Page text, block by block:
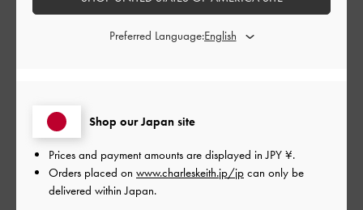
ご利用者様
この形のサンダルはかなり安っぽく見えるところが難点です
が、真っ白ではなくグレー？シルバー？っぽい色が絶妙で、と
ても高級感があります。
カラー:
Shop our Japan site
Prices and payment amounts are displayed inJPY ¥.
Orders placed on www.charleskeith.jp/jp can only be
delivered within Japan.
Preferred Language: